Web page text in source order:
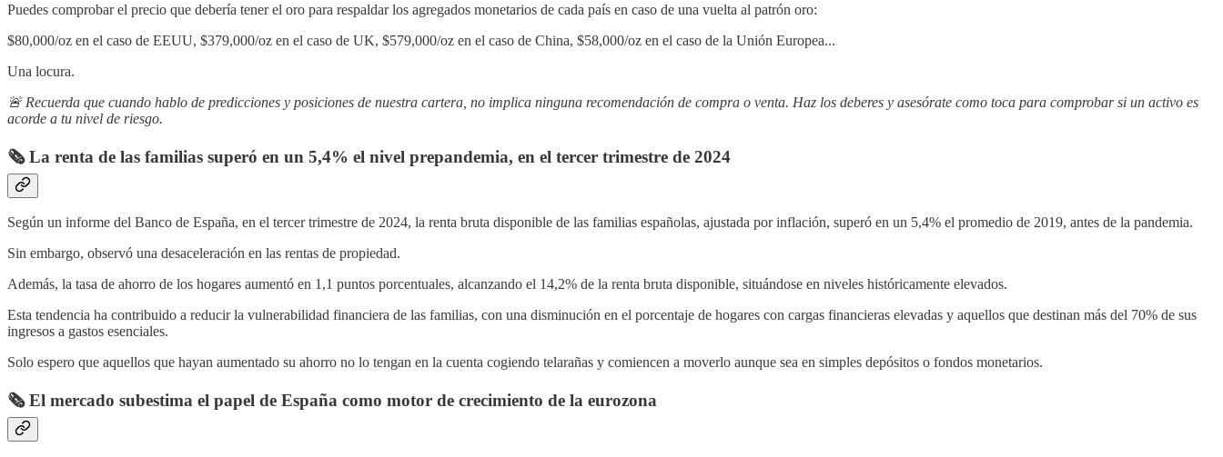
Puedes comprobar el precio que debería tener el oro para respaldar los agregados monetarios de cada país en caso de una vuelta al patrón oro:
$80,000/oz en el caso de EEUU, $379,000/oz en el caso de UK, $579,000/oz en el caso de China, $58,000/oz en el caso de la Unión Europea...
Una locura.
🚨 Recuerda que cuando hablo de predicciones y posiciones de nuestra cartera, no implica ninguna recomendación de compra o venta. Haz los deberes y asesórate como toca para comprobar si un activo es
acorde a tu nivel de riesgo.
🗞️ La renta de las familias superó en un 5,4% el nivel prepandemia, en el tercer trimestre de 2024
Según un informe del Banco de España, en el tercer trimestre de 2024, la renta bruta disponible de las familias españolas, ajustada por inflación, superó en un 5,4% el promedio de 2019, antes de la pandemia.
Sin embargo, observó una desaceleración en las rentas de propiedad.
Además, la tasa de ahorro de los hogares aumentó en 1,1 puntos porcentuales, alcanzando el 14,2% de la renta bruta disponible, situándose en niveles históricamente elevados.
Esta tendencia ha contribuido a reducir la vulnerabilidad financiera de las familias, con una disminución en el porcentaje de hogares con cargas financieras elevadas y aquellos que destinan más del 70% de sus
ingresos a gastos esenciales.
Solo espero que aquellos que hayan aumentado su ahorro no lo tengan en la cuenta cogiendo telarañas y comiencen a moverlo aunque sea en simples depósitos o fondos monetarios.
🗞️ El mercado subestima el papel de España como motor de crecimiento de la eurozona